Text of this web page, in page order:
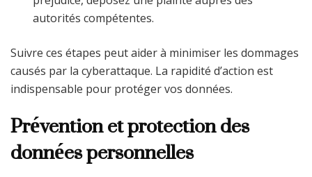
autorités compétentes.
Suivre ces étapes peut aider à minimiser les dommages
causés par la cyberattaque. La rapidité d’action est
indispensable pour protéger vos données.
Prévention et protection des
données personnelles